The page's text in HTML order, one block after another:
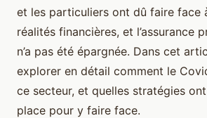
et les particuliers ont dû faire face
réalités financières, et l’assurance
n’a pas été épargnée. Dans cet
explorer en détail comment le
ce secteur, et quelles stratégies
place pour y faire face.